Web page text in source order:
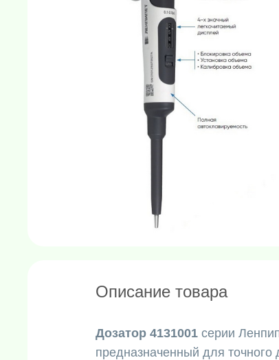
Описание товара
Дозатор 4131001 серии
предназначенный для